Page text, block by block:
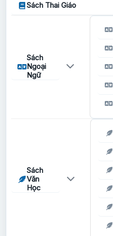
Sách Thai Giáo
Sách
Ngoại
Ngữ
Sách
Văn
Học